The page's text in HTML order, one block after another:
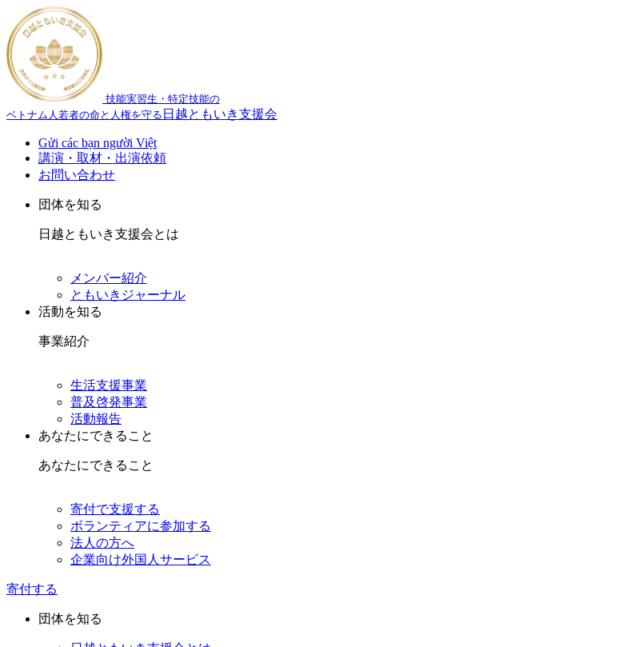
技能実習生・特定技能の
ベトナム人若者の命と人権を守る 日越ともいき支援会
Gửi các bạn người Việt
講演・取材・出演依頼
お問い合わせ
団体を知る
日越ともいき支援会とは
メンバー紹介
ともいきジャーナル
活動を知る
事業紹介
生活支援事業
普及啓発事業
活動報告
あなたにできること
あなたにできること
寄付で支援する
ボランティアに参加する
法人の方へ
企業向け外国人サービス
寄付する
団体を知る